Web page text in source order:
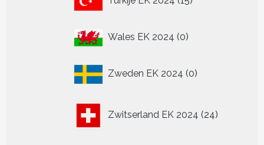
producten
Wales EK 2024 00
Zweden EK 2024 0
producten
Zwitserland EK 2024 24
producten